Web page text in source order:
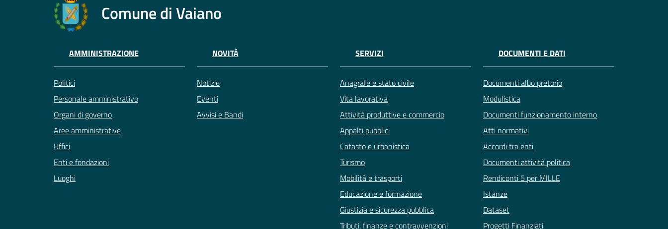
Comune di Vaiano
AMMINISTRAZIONE
Politici
Personale amministrativo
Organi di governo
Aree amministrative
Uffici
Enti e fondazioni
Luoghi
NOVITÀ
Notizie
Eventi
Avvisi e Bandi
SERVIZI
Anagrafe e stato civile
Vita lavorativa
Attività produttive e commercio
Appalti pubblici
Catasto e urbanistica
Turismo
Mobilità e trasporti
Educazione e formazione
Giustizia e sicurezza pubblica
Tributi, finanze e contravvenzioni
DOCUMENTI E DATI
Documenti albo pretorio
Modulistica
Documenti funzionamento interno
Atti normativi
Accordi tra enti
Documenti attività politica
Rendiconti 5 per MILLE
Istanze
Dataset
Progetti Finanziati